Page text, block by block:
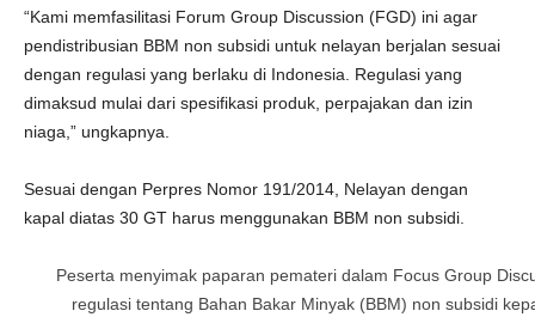
“Kami memfasilitasi Forum Group Discussion (FGD) ini agar
pendistribusian BBM non subsidi untuk nelayan berjalan sesuai
dengan regulasi yang berlaku di Indonesia. Regulasi yang
dimaksud mulai dari spesifikasi produk, perpajakan dan izin
niaga,” ungkapnya.
Sesuai dengan Perpres Nomor 191/2014, Nelayan dengan
kapal diatas 30 GT harus menggunakan BBM non subsidi.
Peserta menyimak paparan pemateri dalam Focus Group
regulasi tentang Bahan Bakar Minyak (BBM) non subsidi